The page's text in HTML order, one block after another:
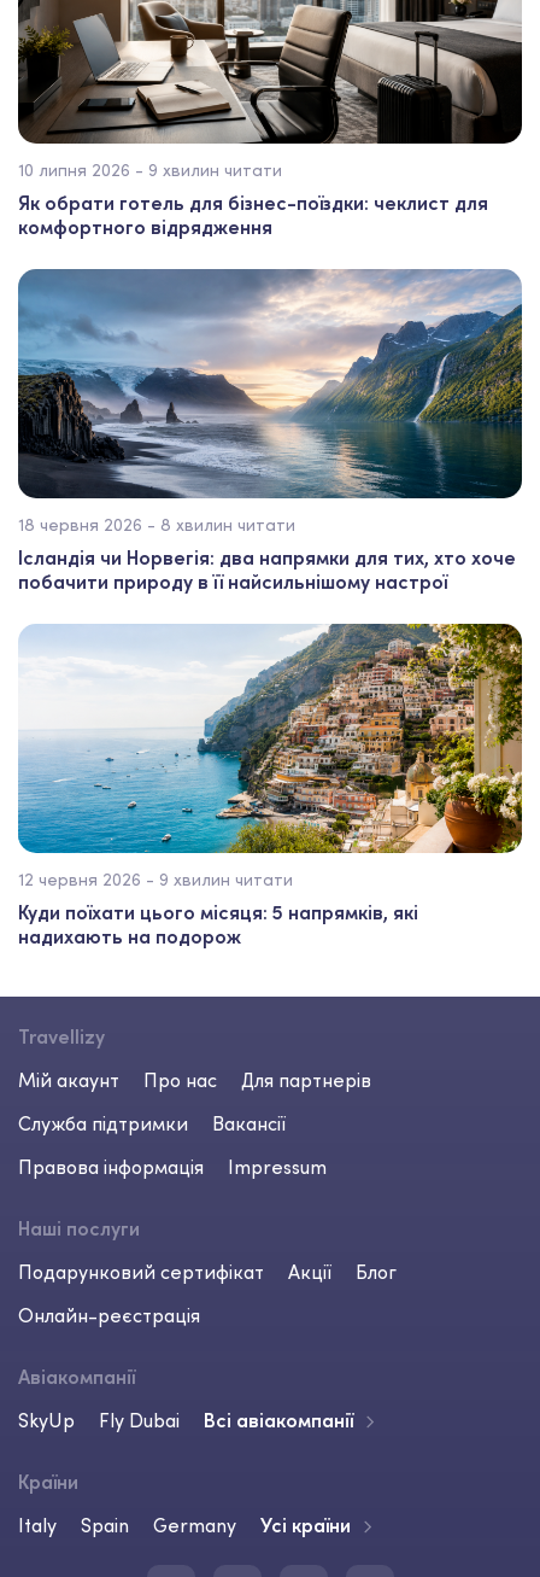
10 липня 2026 - 9 хвилин читати
Як обрати готель для бізнес-поїздки: чеклист для
комфортного відрядження
18 червня 2026 - 8 хвилин читати
Ісландія чи Норвегія: два напрямки для тих, хто хоче
побачити природу в її найсильнішому настрої
12 червня 2026 - 9 хвилин читати
Куди поїхати цього місяця: 5 напрямків, які
надихають на подорож
Travellizy
Мій акаунт
Про нас
Для партнерів
Служба підтримки
Вакансії
Правова інформація
Impressum
Наші послуги
Подарунковий сертифікат
Акції
Блог
Онлайн-реєстрація
Авіакомпанії
SkyUp
Fly Dubai Всі авіакомпанії
Країни
Italy
Spain Germany Усі країни